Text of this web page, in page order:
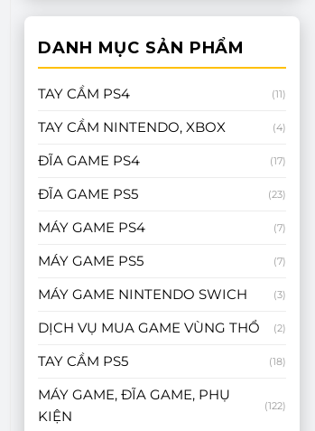
DANH MỤC SẢN PHẨM
TAY CẦM PS4 (11)
TAY CẦM NINTENDO, XBOX (4)
ĐĨA GAME PS4 (17)
ĐĨA GAME PS5 (23)
MÁY GAME PS4 (7)
MÁY GAME PS5 (7)
MÁY GAME NINTENDO SWICH (3)
DỊCH VỤ MUA GAME VÙNG THỔ (2)
TAY CẦM PS5 (18)
MÁY GAME, ĐĨA GAME, PHỤ
KIỆN
(122)